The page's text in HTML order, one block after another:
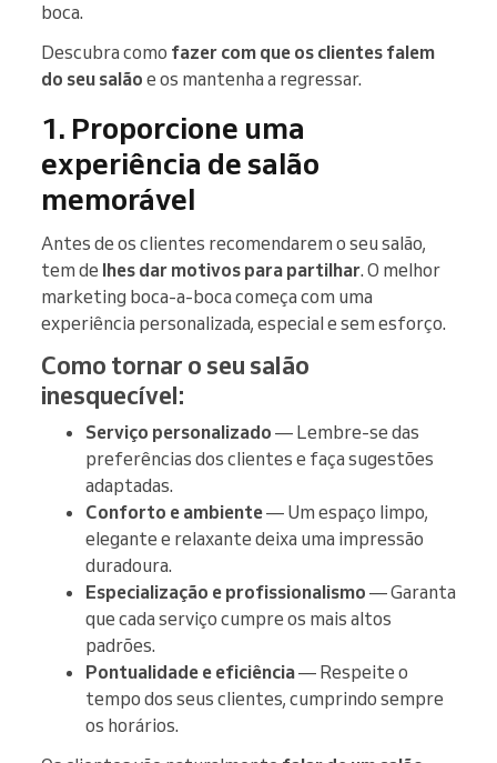
boca.
Descubra como fazer com que os clientes falem
do seu salão e os mantenha a regressar.
1. Proporcione uma
experiência de salão
memorável
Antes de os clientes recomendarem o seu salão,
tem de lhes dar motivos para partilhar. O melhor
marketing boca-a-boca começa com uma
experiência personalizada, especial e sem esforço.
Como tornar o seu salão
inesquecível:
Serviço personalizado — Lembre-se das
preferências dos clientes e faça sugestões
adaptadas.
Conforto e ambiente— Um espaço limpo,
elegante e relaxante deixa uma impressão
duradoura.
Especialização e profissionalismo — Garanta
que cada serviço cumpre os mais altos
padrões.
Pontualidade e eficiência— Respeite o
tempo dos seus clientes, cumprindo sempre
os horários.